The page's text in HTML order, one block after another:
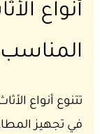
أنواع
تتنوع أنواع
في تجهيز